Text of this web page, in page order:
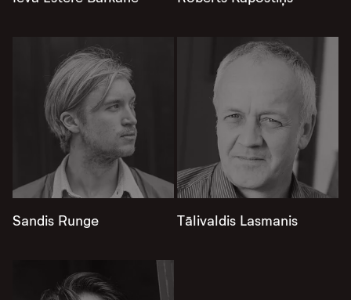
Sandis Runge Tālivaldis Lasmanis